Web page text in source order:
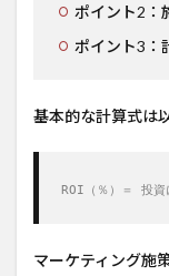
ポイント2：
ポイント3：
基本的な計算式は
ROI（％）＝ 投
マーケティング施